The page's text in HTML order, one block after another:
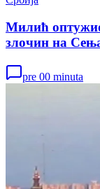
Милић
злочин на
pre 00 minuta